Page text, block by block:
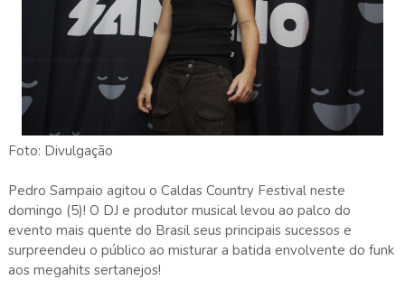
Foto: Divulgação
Pedro Sampaio agitou o Caldas Country Festival neste
domingo (5)! O DJ e produtor musical levou ao palco do
evento mais quente do Brasil seus principais sucessos e
surpreendeu o público ao misturar a batida envolvente do funk
aos megahits sertanejos!